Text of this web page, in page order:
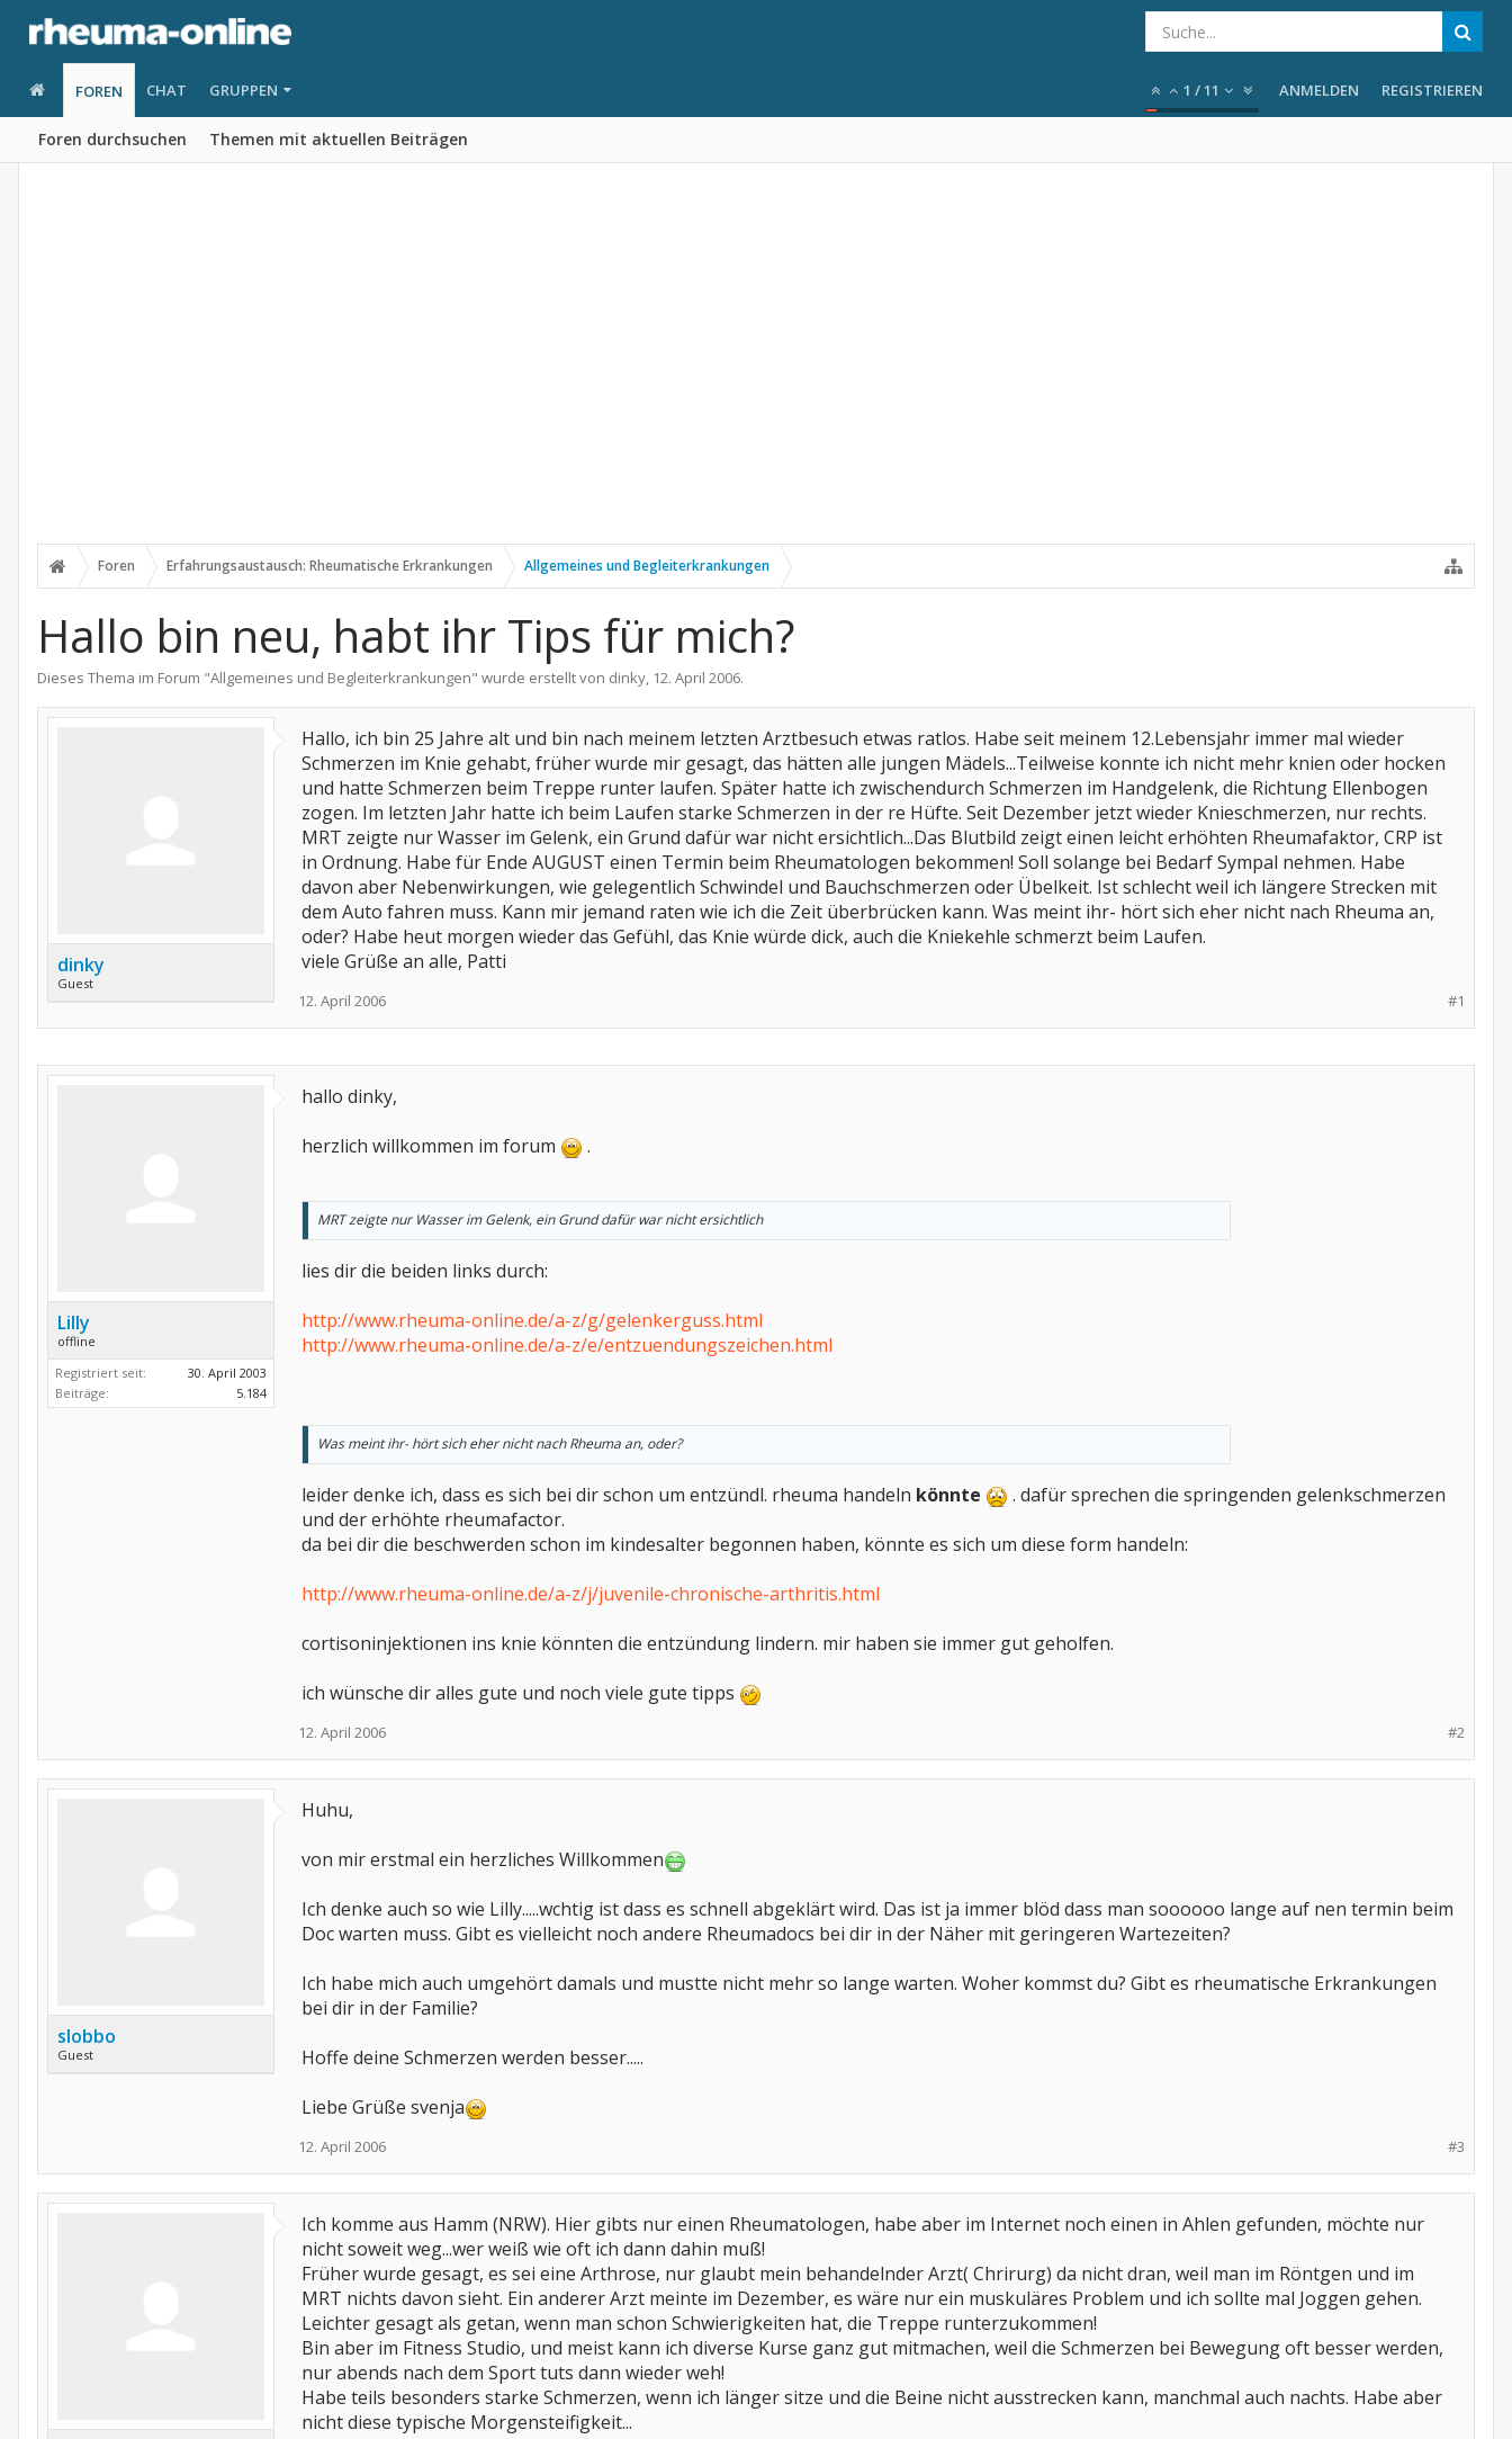
FOREN
Foren durchsuchen Themen mit aktuellen Beiträgen
CHAT GRUPPEN 1 /11 ANMELDEN REGISTRIEREN
Foren Erfahrungsaustausch: Rheumatische Erkrankungen Allgemeines und Begleiterkrankungen
Hallo bin neu, habt ihr Tips für mich?
Dieses Thema im Forum "Allgemeines und Begleiterkrankungen" wurde erstellt von dinky, 12. April 2006.
dinky
Guest
Hallo, ich bin 25 Jahre alt und bin nach meinem letzten Arztbesuch etwas ratlos. Habe seit meinem 12.Lebensjahr immer mal wieder
Schmerzen im Knie gehabt, früher wurde mir gesagt, das hätten alle jungen Mädels...Teilweise konnte ich nicht mehr knien oder hocken
und hatte Schmerzen beim Treppe runter laufen. Später hatte ich zwischendurch Schmerzen im Handgelenk, die Richtung Ellenbogen
zogen. Im letzten Jahr hatte ich beim Laufen starke Schmerzen in der re Hüfte. Seit Dezember jetzt wieder Knieschmerzen, nur rechts.
MRT zeigte nur Wasser im Gelenk, ein Grund dafür war nicht ersichtlich...Das Blutbild zeigt einen leicht erhöhten Rheumafaktor, CRP ist
in Ordnung. Habe für Ende AUGUST einen Termin beim Rheumatologen bekommen! Soll solange bei Bedarf Sympal nehmen. Habe
davon aber Nebenwirkungen, wie gelegentlich Schwindel und Bauchschmerzen oder Übelkeit. Ist schlecht weil ich längere Strecken mit
dem Auto fahren muss. Kann mir jemand raten wie ich die Zeit überbrücken kann. Was meint ihr- hört sich eher nicht nach Rheuma an,
oder? Habe heut morgen wieder das Gefühl, das Knie würde dick, auch die Kniekehle schmerzt beim Laufen.
viele Grüße an alle, Patti
#1
12. April 2006
Lilly
offline
Registriert seit:
30. April 2003
Beiträge:
5.184
hallo dinky,
herzlich willkommen im forum
.
MRT zeigte nur Wasser im Gelenk, ein Grund dafür war nicht ersichtlich
lies dir die beiden links durch:
http://www.rheuma-online.de/a-z/g/gelenkerguss.html
http://www.rheuma-online.de/a-z/e/entzuendungszeichen.html
Was meint ihr- hört sich eher nicht nach Rheuma an, oder?
leider denke ich, dass es sich bei dir schon um entzündl. rheuma handeln könnte
. dafür sprechen die springenden gelenkschmerzen
und der erhöhte rheumafactor.
da bei dir die beschwerden schon im kindesalter begonnen haben, könnte es sich um diese form handeln:
http://www.rheuma-online.de/a-z/j/juvenile-chronische-arthritis.html
cortisoninjektionen ins knie könnten die entzündung lindern. mir haben sie immer gut geholfen.
ich wünsche dir alles gute und noch viele gute tipps
#2
12. April 2006
slobbo
Guest
Huhu,
von mir erstmal ein herzliches Willkommen
Ich denke auch so wie Lilly.....wchtig ist dass es schnell abgeklärt wird. Das ist ja immer blöd dass man soooooo lange auf nen termin beim
Doc warten muss. Gibt es vielleicht noch andere Rheumadocs bei dir in der Näher mit geringeren Wartezeiten?
Ich habe mich auch umgehört damals und mustte nicht mehr so lange warten. Woher kommst du? Gibt es rheumatische Erkrankungen
bei dir in der Familie?
Hoffe deine Schmerzen werden besser.....
Liebe Grüße svenja
#3
12. April 2006
Ich komme aus Hamm (NRW). Hier gibts nur einen Rheumatologen, habe aber im Internet noch einen in Ahlen gefunden, möchte nur
nicht soweit weg...wer weiß wie oft ich dann dahin muß!
Früher wurde gesagt, es sei eine Arthrose, nur glaubt mein behandelnder Arzt( Chrirurg) da nicht dran, weil man im Röntgen und im
MRT nichts davon sieht. Ein anderer Arzt meinte im Dezember, es wäre nur ein muskuläres Problem und ich sollte mal Joggen gehen.
Leichter gesagt als getan, wenn man schon Schwierigkeiten hat, die Treppe runterzukommen!
Bin aber im Fitness Studio, und meist kann ich diverse Kurse ganz gut mitmachen, weil die Schmerzen bei Bewegung oft besser werden,
nur abends nach dem Sport tuts dann wieder weh!
Habe teils besonders starke Schmerzen, wenn ich länger sitze und die Beine nicht ausstrecken kann, manchmal auch nachts. Habe aber
nicht diese typische Morgensteifigkeit...